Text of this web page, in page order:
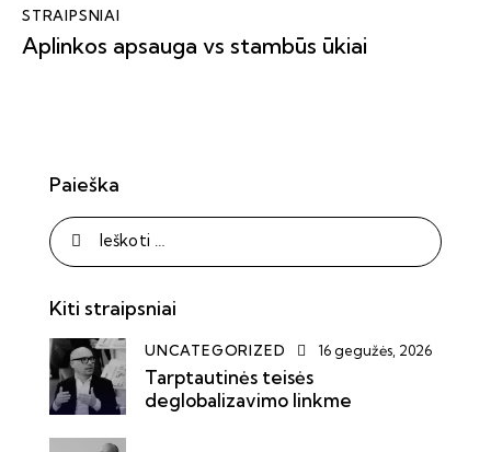
STRAIPSNIAI
Aplinkos apsauga vs stambūs ūkiai
Paieška
Kiti straipsniai
UNCATEGORIZED 16 gegužės, 2026
Tarptautinės teisės
deglobalizavimo linkme